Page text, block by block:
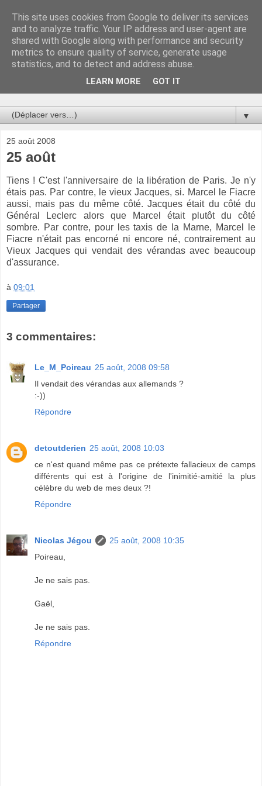
Au bistro !
La connerie étant le seul chemin susceptible de nous faire
entrevoir une parcelle de vérité, utilisons la par des moyens
de communication efficaces. Le temps qu'on remplisse nos
▼
25 août 2008
25 août
Tiens ! C'est l'anniversaire de la libération de Paris. Je n'y
étais pas. Par contre, le vieux Jacques, si. Marcel le Fiacre
aussi, mais pas du même côté. Jacques était du côté du
Général Leclerc alors que Marcel était plutôt du côté
sombre. Par contre, pour les taxis de la Marne, Marcel le
Fiacre n'était pas encorné ni encore né, contrairement au
Vieux Jacques qui vendait des vérandas avec beaucoup
d'assurance.
à 09:01
Partager
3 commentaires:
Le_M_Poireau 25 août, 2008 09:58
Il vendait des vérandas aux allemands ?
:-))
Répondre
detoutderien 25 août, 2008 10:03
ce n'est quand même pas ce prétexte fallacieux de camps
différents qui est à l'origine de l'inimitié-amitié la plus
célèbre du web de mes deux ?!
Répondre
Nicolas Jégou
25 août, 2008 10:35
Poireau,
Je ne sais pas.
Gaël,
Je ne sais pas.
Répondre
This site uses cookies from Google to deliver its services
and to analyze traffic. Your IP address and user-agent are
shared with Google along with performance and security
metrics to ensure quality of service, generate usage
statistics, and to detect and address abuse.
LEARN MORE GOT IT